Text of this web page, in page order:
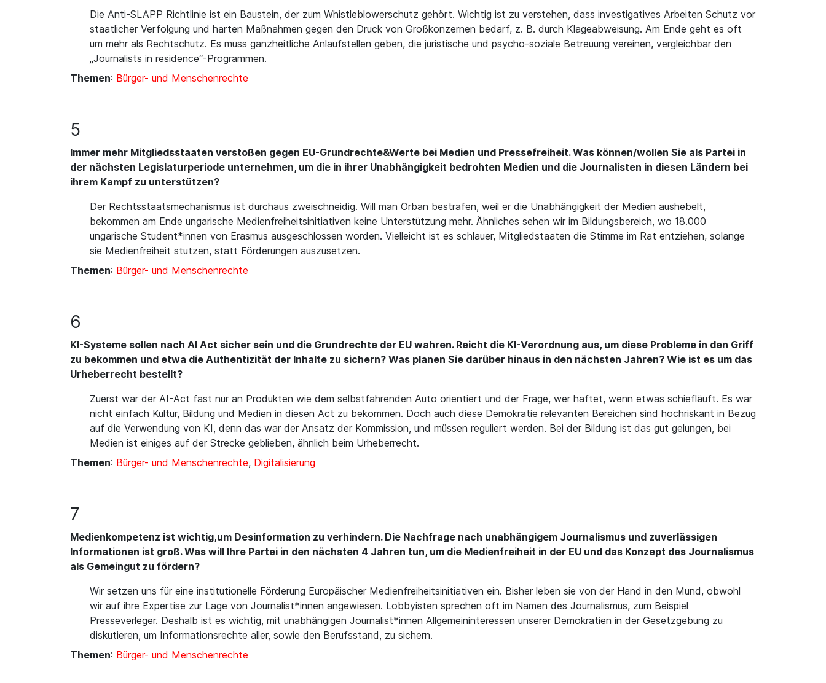
Die Anti-SLAPP Richtlinie ist ein Baustein, der zum Whistleblowerschutz gehört. Wichtig ist zu verstehen, dass investigatives Arbeiten Schutz vor
staatlicher Verfolgung und harten Maßnahmen gegen den Druck von Großkonzernen bedarf, z. B. durch Klageabweisung. Am Ende geht es oft
um mehr als Rechtschutz. Es muss ganzheitliche Anlaufstellen geben, die juristische und psycho-soziale Betreuung vereinen, vergleichbar den
„Journalists in residence“-Programmen.
Themen: Bürger- und Menschenrechte
5
Immer mehr Mitgliedsstaaten verstoßen gegen EU-Grundrechte&Werte bei Medien und Pressefreiheit. Was können/wollen Sie als Partei in
der nächsten Legislaturperiode unternehmen, um die in ihrer Unabhängigkeit bedrohten Medien und die Journalisten in diesen Ländern bei
ihrem Kampf zu unterstützen?
Der Rechtsstaatsmechanismus ist durchaus zweischneidig. Will man Orban bestrafen, weil er die Unabhängigkeit der Medien aushebelt,
bekommen am Ende ungarische Medienfreiheitsinitiativen keine Unterstützung mehr. Ähnliches sehen wir im Bildungsbereich, wo 18.000
ungarische Student*innen von Erasmus ausgeschlossen worden. Vielleicht ist es schlauer, Mitgliedstaaten die Stimme im Rat entziehen, solange
sie Medienfreiheit stutzen, statt Förderungen auszusetzen.
Themen: Bürger- und Menschenrechte
6
KI-Systeme sollen nach AI Act sicher sein und die Grundrechte der EU wahren. Reicht die KI-Verordnung aus, um diese Probleme in den Griff
zu bekommen und etwa die Authentizität der Inhalte zu sichern? Was planen Sie darüber hinaus in den nächsten Jahren? Wie ist es um das
Urheberrecht bestellt?
Zuerst war der AI-Act fast nur an Produkten wie dem selbstfahrenden Auto orientiert und der Frage, wer haftet, wenn etwas schiefläuft. Es war
nicht einfach Kultur, Bildung und Medien in diesen Act zu bekommen. Doch auch diese Demokratie relevanten Bereichen sind hochriskant in Bezug
auf die Verwendung von KI, denn das war der Ansatz der Kommission, und müssen reguliert werden. Bei der Bildung ist das gut gelungen, bei
Medien ist einiges auf der Strecke geblieben, ähnlich beim Urheberrecht.
Themen: Bürger- und Menschenrechte, Digitalisierung
7
Medienkompetenz ist wichtig,um Desinformation zu verhindern. Die Nachfrage nach unabhängigem Journalismus und zuverlässigen
Informationen ist groß. Was will Ihre Partei in den nächsten 4 Jahren tun, um die Medienfreiheit in der EU und das Konzept des Journalismus
als Gemeingut zu fördern?
Wir setzen uns für eine institutionelle Förderung Europäischer Medienfreiheitsinitiativen ein. Bisher leben sie von der Hand in den Mund, obwohl
wir auf ihre Expertise zur Lage von Journalist*innen angewiesen. Lobbyisten sprechen oft im Namen des Journalismus, zum Beispiel
Presseverleger. Deshalb ist es wichtig, mit unabhängigen Journalist*innen Allgemeininteressen unserer Demokratien in der Gesetzgebung zu
diskutieren, um Informationsrechte aller, sowie den Berufsstand, zu sichern.
Themen: Bürger- und Menschenrechte